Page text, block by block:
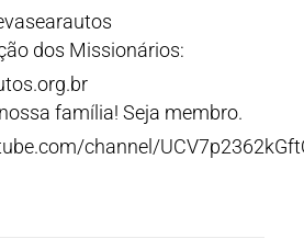
dos Missionários:
família! Seja membro.
channel/